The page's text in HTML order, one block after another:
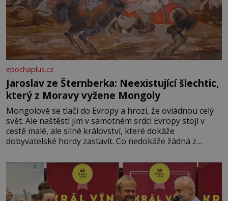
epochaplus.cz
Jaroslav ze Šternberka: Neexistující šlechtic,
který z Moravy vyžene Mongoly
Mongolové se tlačí do Evropy a hrozí, že ovládnou celý
svět. Ale naštěstí jim v samotném srdci Evropy stojí v
cestě malé, ale silné království, které dokáže
dobyvatelské hordy zastavit. Co nedokáže žádná z
král. Nebo že by ne? Mongolové od roku 1223 postupují
podél Kaspického a Azovského moře,